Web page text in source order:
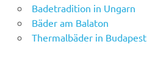
Badetradition in Ungarn
Bäder am Balaton
Thermalbäder in Budapest